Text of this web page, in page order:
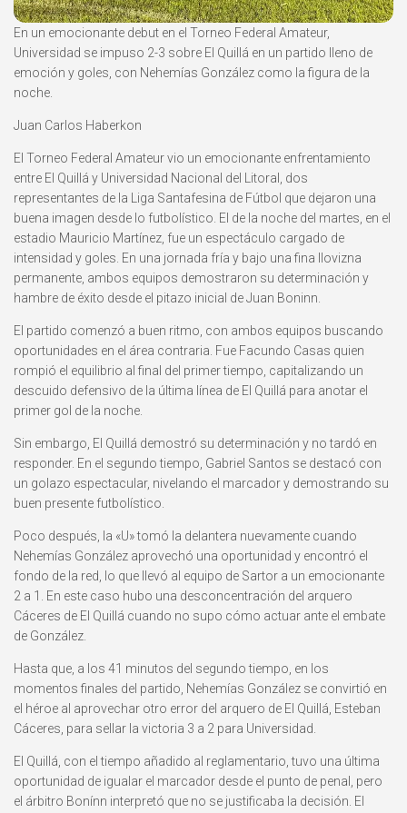
En un emocionante debut en el Torneo Federal Amateur,
Universidad se impuso 2-3 sobre El Quillá en un partido lleno de
emoción y goles, con Nehemías González como la figura de la
noche.
Juan Carlos Haberkon
El Torneo Federal Amateur vio un emocionante enfrentamiento
entre El Quillá y Universidad Nacional del Litoral, dos
representantes de la Liga Santafesina de Fútbol que dejaron una
buena imagen desde lo futbolístico. El de la noche del martes, en el
estadio Mauricio Martínez, fue un espectáculo cargado de
intensidad y goles. En una jornada fría y bajo una fina llovizna
permanente, ambos equipos demostraron su determinación y
hambre de éxito desde el pitazo inicial de Juan Boninn.
El partido comenzó a buen ritmo, con ambos equipos buscando
oportunidades en el área contraria. Fue Facundo Casas quien
rompió el equilibrio al final del primer tiempo, capitalizando un
descuido defensivo de la última línea de El Quillá para anotar el
primer gol de la noche.
Sin embargo, El Quillá demostró su determinación y no tardó en
responder. En el segundo tiempo, Gabriel Santos se destacó con
un golazo espectacular, nivelando el marcador y demostrando su
buen presente futbolístico.
Poco después, la «U» tomó la delantera nuevamente cuando
Nehemías González aprovechó una oportunidad y encontró el
fondo de la red, lo que llevó al equipo de Sartor a un emocionante
2 a 1. En este caso hubo una desconcentración del arquero
Cáceres de El Quillá cuando no supo cómo actuar ante el embate
de González.
Hasta que, a los 41 minutos del segundo tiempo, en los
momentos finales del partido, Nehemías González se convirtió en
el héroe al aprovechar otro error del arquero de El Quillá, Esteban
Cáceres, para sellar la victoria 3 a 2 para Universidad.
El Quillá, con el tiempo añadido al reglamentario, tuvo una última
oportunidad de igualar el marcador desde el punto de penal, pero
el árbitro Bonínn interpretó que no se justificaba la decisión. El